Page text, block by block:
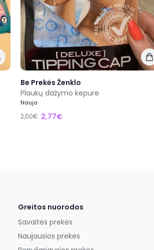
Be Prekės Ženklo
Plaukų dažymo kepure
Nauja
2,00€ 2,77€
Greitos nuorodos
Savaitės prekės
Naujausios prekės